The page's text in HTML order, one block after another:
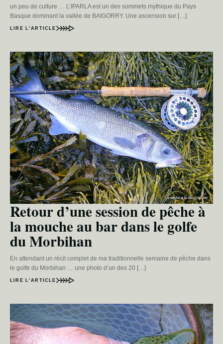
un peu de culture … L’IPARLA est un des sommets mythique du Pays
Basque dominant la vallée de BAIGORRY. Une ascension sur […]
LIRE L’ARTICLE
Retour d’une session de pêche à
la mouche au bar dans le golfe
du Morbihan
En attendant un récit complet de ma traditionnelle semaine de pêche dans
le golfe du Morbihan … une photo d’un des 20 […]
LIRE L’ARTICLE